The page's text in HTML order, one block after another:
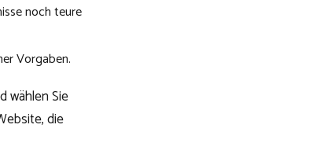
noch teure
Vorgaben.
wählen Sie
die